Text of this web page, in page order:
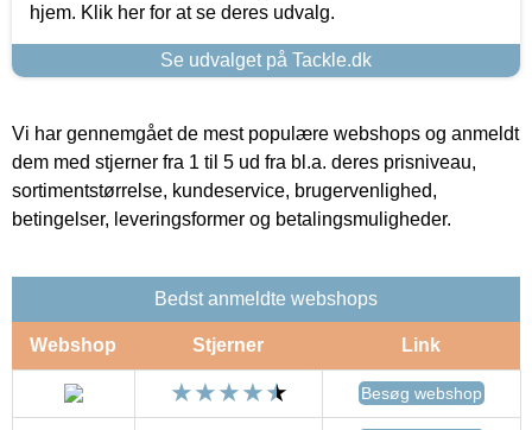
hjem. Klik her for at se deres udvalg.
Se udvalget på Tackle.dk
Vi har gennemgået de mest populære webshops og anmeldt
dem med stjerner fra 1 til 5 ud fra bl.a. deres prisniveau,
sortimentstørrelse, kundeservice, brugervenlighed,
betingelser, leveringsformer og betalingsmuligheder.
Bedst anmeldte webshops
Webshop Stjerner Link
Besøg webshop